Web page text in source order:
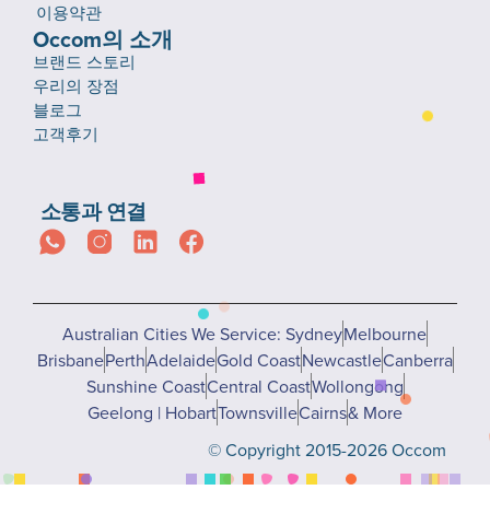
이용약관
Occom의 소개
브랜드 스토리
우리의 장점
블로그
고객후기
소통과 연결
Australian Cities We Service: SydneyMelbourne
BrisbanePerthAdelaideGold CoastNewcastleCanberra
Sunshine CoastCentral CoastWollongong
Geelong | HobartTownsvilleCairns& More
© Copyright 2015-2026 Occom